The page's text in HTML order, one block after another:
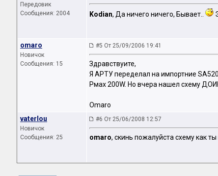
Передовик
Сообщения: 2004
Kodian, Да ничего ничего, Бывает..
omaro
Новичок
Сообщения: 15
#5 От 25/09/2006 19:41
Здравствуите,
Я АРТУ переделал на импортние
Рмах 200W. Но вчера нашел схему
Omaro
vaterlou
Новичок
Сообщения: 25
#6 От 25/06/2008 12:57
omaro, скинь пожалуйста схему как